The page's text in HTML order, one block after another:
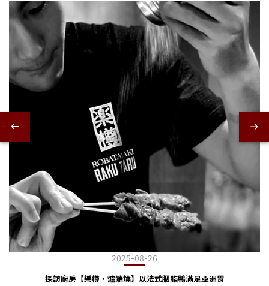
2025-08-26
探訪廚房【樂樽・爐端燒】以法式胭脂鴨滿足亞洲胃